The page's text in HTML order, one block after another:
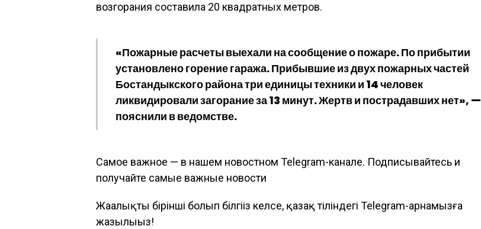
возгорания составила 20 квадратных метров.
«Пожарные расчеты выехали на сообщение о пожаре. По прибытии
установлено горение гаража. Прибывшие из двух пожарных частей
Бостандыкского района три единицы техники и 14 человек
ликвидировали загорание за 13 минут. Жертв и пострадавших нет», —
пояснили в ведомстве.
Самое важное — в нашем новостном Telegram-канале. Подписывайтесь и
получайте самые важные новости
Жаңалықты бірінші болып білгіңіз келсе, қазақ тіліндегі Telegram-арнамызға
жазылыңыз!